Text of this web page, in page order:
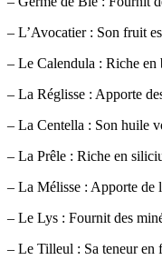
– L’Avocatier : Son fruit
– Le Calendula : Riche en
– La Réglisse : Apporte
– La Centella : Son huile
– La Prêle : Riche en
– La Mélisse : Apporte de
– Le Lys : Fournit des
– Le Tilleul : Sa teneur en